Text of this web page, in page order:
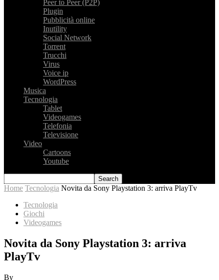
Peer to Peer (P2P)
Plugin
Pubblicità online
Inutility
Social Network
Torrent
Trucchi
Virus
Voice ip
WordPress
Musica
Tecnologia
Tablet
Videogames
Telefonia
Televisione
Video
Cartoons
Youtube
Home Tecnologia Novita da Sony Playstation 3: arriva PlayTv
Tecnologia
Giochi
Videogames
Novita da Sony Playstation 3: arriva
PlayTv
By